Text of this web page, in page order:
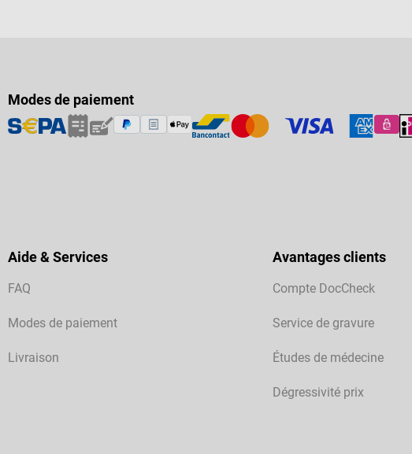
Modes de paiement
Aide & Services
FAQ
Modes de paiement
Livraison
Avantages clients
Compte DocCheck
Service de gravure
Études de médecine
Dégressivité prix